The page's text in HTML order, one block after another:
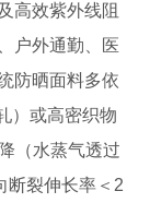
高效紫外线阻
户外通勤、医
防晒面料多依
）或高密织物
（水蒸气透过
断裂伸长率＜2